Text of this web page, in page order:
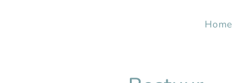
Home